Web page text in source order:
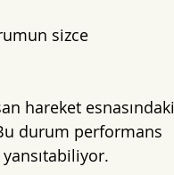
sizce
hareket esnasındaki
durum performans